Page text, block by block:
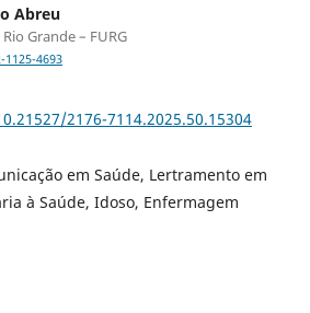
Abreu
Grande – FURG
4693
2176-7114.2025.50.15304
em Saúde, Lertramento em
à Saúde, Idoso, Enfermagem